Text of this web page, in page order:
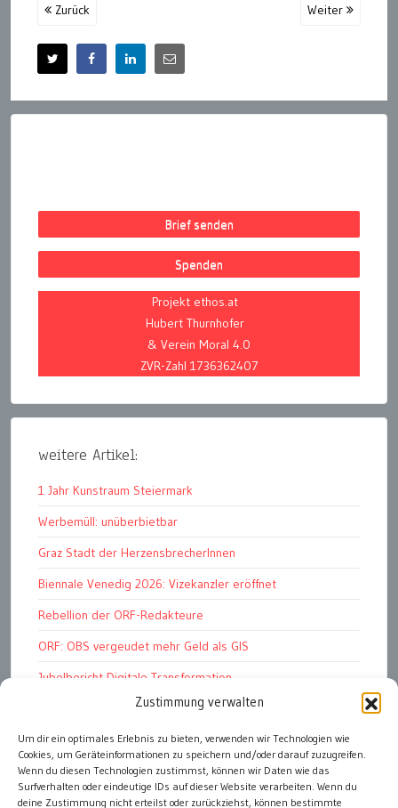
Zustimmung verwalten
Um dir ein optimales Erlebnis zu bieten, verwenden wir Technologien wie
Cookies, um Geräteinformationen zu speichern und/oder darauf zuzugreifen.
Wenn du diesen Technologien zustimmst, können wir Daten wie das
Surfverhalten oder eindeutige IDs auf dieser Website verarbeiten. Wenn du
deine Zustimmung nicht erteilst oder zurückziehst, können bestimmte
Zurück Weiter
Brief senden
Spenden
Projekt ethos.at
Hubert Thurnhofer
& Verein Moral 4.0
ZVR-Zahl 1736362407
weitere Artikel:
1 Jahr Kunstraum Steiermark
Werbemüll: unüberbietbar
Graz Stadt der HerzensbrecherInnen
Biennale Venedig 2026: Vizekanzler eröffnet
Rebellion der ORF-Redakteure
ORF: OBS vergeudet mehr Geld als GIS
Jubelbericht Digitale Transformation
RTR-Rundfunkfonds 2026
Kunstmarkt: Noble Begierden
DDR 4.0: Der Fall Dr Witzschel u.a.